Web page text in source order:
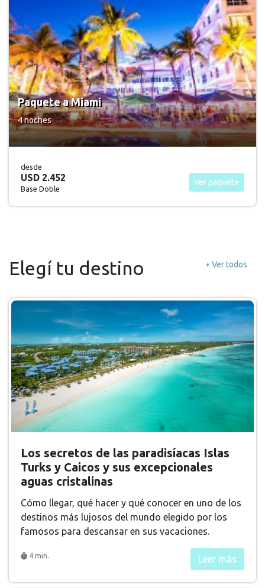
Paquete a Palm Beach
7 noches
desde
USD 2.625
Base Doble
Ver paquete
Elegí tu destino + Ver todos
Los secretos de las paradisíacas Islas
Turks y Caicos y sus excepcionales
aguas cristalinas
Cómo llegar, qué hacer y qué conocer en uno de los
destinos más lujosos del mundo elegido por los
famosos para descansar en sus vacaciones.
4 min. Leer más